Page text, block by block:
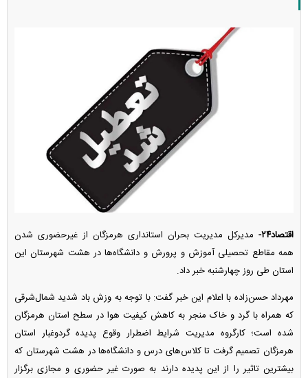
اقتصاد۲۴-
مدیرکل مدیریت بحران استانداری هرمزگان از غیرحضوری شدن
همه مقاطع تحصیلی آموزش و پرورش و دانشگاه‌ها در هشت شهرستان این
استان طی روز چهارشنبه خبر داد.
مهرداد حسن‌زاده با اعلام این خبر گفت: با توجه به وزش باد شدید شمال‌شرقی
که همراه با گرد و خاک منجر به کاهش کیفیت هوا در سطح استان هرمزگان
شده است؛ کارگروه مدیریت شرایط اضطرار وقوع پدیده گردوغبار استان
هرمزگان تصمیم گرفت تا کلاس‌های درس و دانشگاه‌ها در هشت شهرستان که
بیشترین تاثیر را از این پدیده دارند به صورت غیر حضوری و مجازی برگزار